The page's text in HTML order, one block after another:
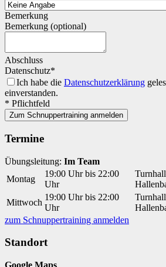
Bemerkung
Bemerkung (optional)
Abschluss
Datenschutz*
Ich habe die Datenschutzerklärung
einverstanden.
* Pflichtfeld
Zum Schnuppertraining anmelden
Termine
Übungsleitung: Im Team
Montag
19:00 Uhr bis 22:00
Uhr
Mittwoch
19:00 Uhr bis 22:00
Uhr
zum Schnuppertraining anmelden
Standort
Google Maps